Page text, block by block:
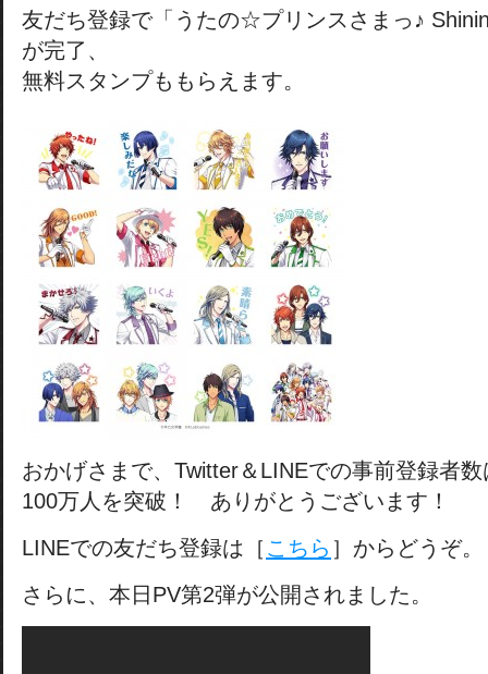
友だち登録で「うたの☆プリンスさまっ♪
が完了、
無料スタンプももらえます。
おかげさまで、Twitter＆LINEでの事前登録者数
100万人を突破！ ありがとうございます！
LINEでの友だち登録は［ こちら ］からどうぞ。
さらに、本日PV第2弾が公開されました。